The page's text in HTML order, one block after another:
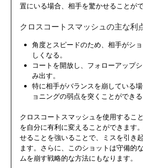
置にいる場合、相手を驚かせることがで
クロスコートスマッシュの主な利
角度とスピードのため、相手がシ
しくなる。
コートを開放し、フォローアップ
み出す。
特に相手がバランスを崩している
ョニングの弱点を突くことができる
クロスコートスマッシュを使用するこ
を自分に有利に変えることができます
せることを強いることで、ミスを引き
ます。さらに、このショットは守備的
ムを崩す戦略的な方法にもなります。